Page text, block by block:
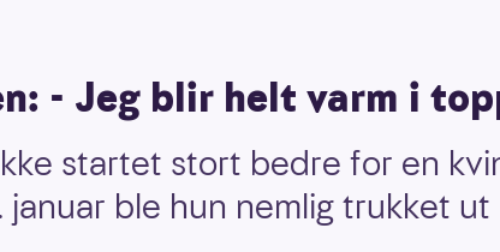
- Jeg blir helt varm i
startet stort bedre for en
januar ble hun nemlig trukket